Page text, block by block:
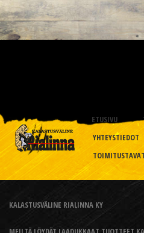
ETUSIVU
YHTEYSTIEDOT
KALASTUSVÄLINE RIALINNA KY